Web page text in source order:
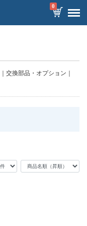
0
交換部品・オプション